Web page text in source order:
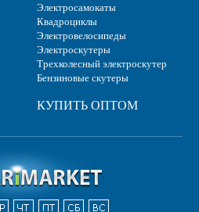
Электросамокаты
Квадроциклы
Электровелосипеды
Электроскутеры
Трехколесный электроскутер
Бензиновые скутеры
КУПИТЬ ОПТОМ